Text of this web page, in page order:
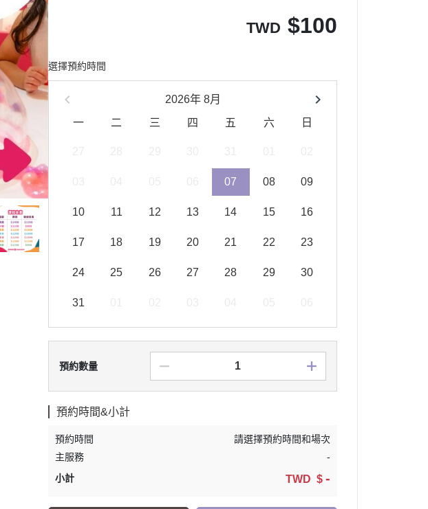
TWD $100
選擇預約時間
2026年 8月
一
二 三 四 五 六 日
07 08 09
10 11 12 13 14 15 16
17 18 19 20 21 22 23
24 25 26 27 28 29 30
31
預約數量
預約時間&小計
請選擇預約時間和場次
-
小計
TWD $ -